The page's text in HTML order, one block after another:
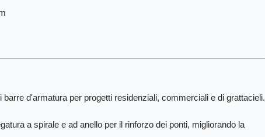
d'armatura per progetti residenziali, commerciali e di grattacieli.
a spirale e ad anello per il rinforzo dei ponti, migliorando la